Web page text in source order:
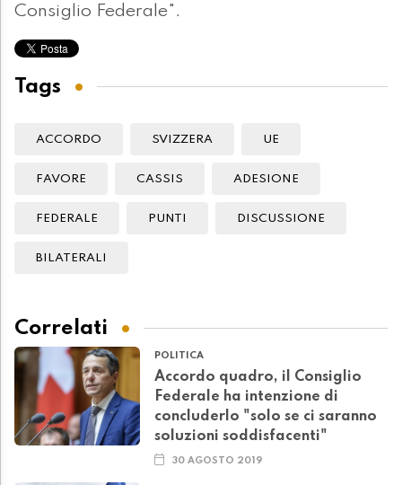
Consiglio Federale".
Tags
ACCORDO SVIZZERA UE
FAVORE CASSIS ADESIONE
FEDERALE PUNTI DISCUSSIONE
BILATERALI
Correlati
POLITICA
Accordo quadro, il Consiglio
Federale ha intenzione di
concluderlo "solo se ci saranno
soluzioni soddisfacenti"
30 AGOSTO 2019